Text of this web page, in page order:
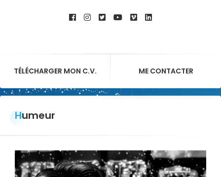
TÉLÉCHARGER MON C.V. ME CONTACTER
Humeur